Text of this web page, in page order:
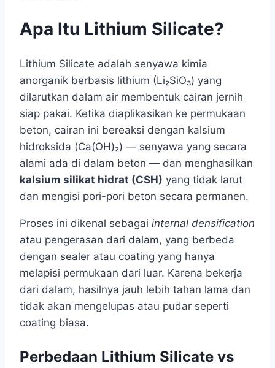
Apa Itu Lithium Silicate?
Lithium Silicate adalah senyawa kimia
anorganik berbasis lithium (Li₂SiO₃) yang
dilarutkan dalam air membentuk cairan jernih
siap pakai. Ketika diaplikasikan ke permukaan
beton, cairan ini bereaksi dengan kalsium
hidroksida (Ca(OH)₂) — senyawa yang secara
alami ada di dalam beton — dan menghasilkan
kalsium silikat hidrat (CSH) yang tidak larut
dan mengisi pori-pori beton secara permanen.
Proses ini dikenal sebagai internal densification
atau pengerasan dari dalam, yang berbeda
dengan sealer atau coating yang hanya
melapisi permukaan dari luar. Karena bekerja
dari dalam, hasilnya jauh lebih tahan lama dan
tidak akan mengelupas atau pudar seperti
coating biasa.
Perbedaan Lithium Silicate vs